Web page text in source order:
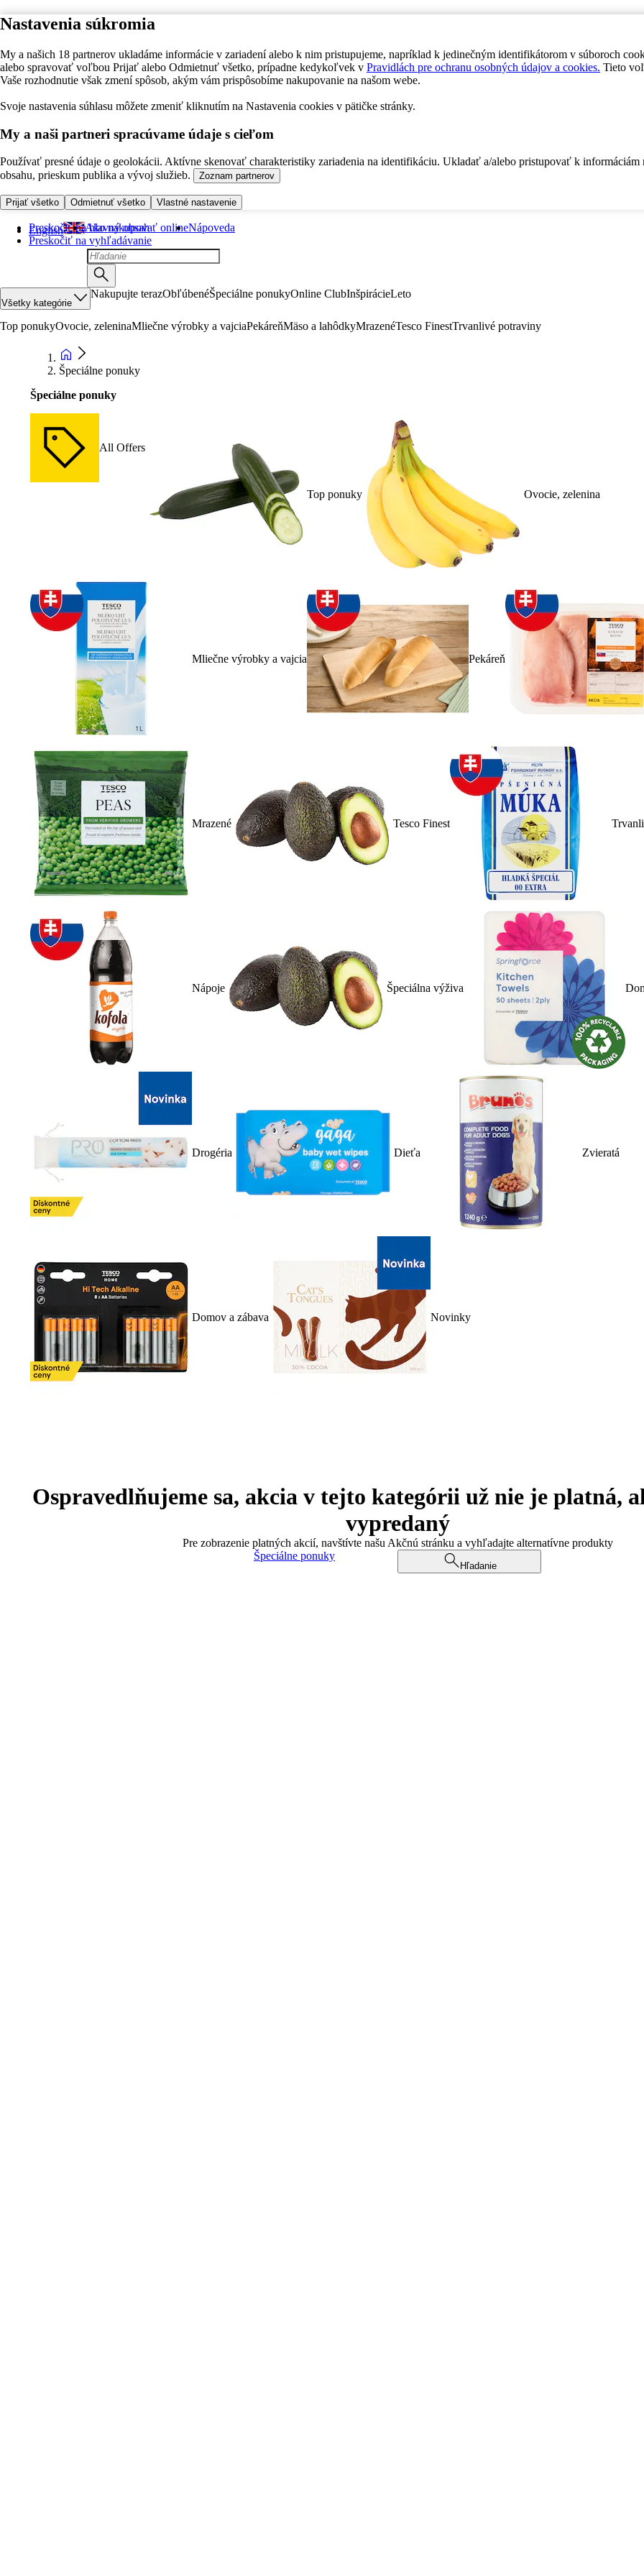
Nastavenia súkromia
My a našich 18 partnerov ukladáme informácie v zariadení alebo k nim pristupujeme, napríklad k jedinečným identifikátorom v súboroch
alebo spravovať voľbou Prijať alebo Odmietnuť všetko, prípadne kedykoľvek v Pravidlách pre ochranu osobných údajov a cookies. Tieto
Vaše rozhodnutie však zmení spôsob, akým vám prispôsobíme nakupovanie na našom webe.
Svoje nastavenia súhlasu môžete zmeniť kliknutím na Nastavenia cookies v pätičke stránky.
My a naši partneri spracúvame údaje s cieľom
Používať presné údaje o geolokácii. Aktívne skenovať charakteristiky zariadenia na identifikáciu. Ukladať a/alebo pristupovať k informáciám
obsahu, prieskum publika a vývoj služieb.
Zoznam partnerov
Prijať všetko Odmietnuť všetko Vlastné nastavenie
Preskočiť na hlavný obsah
Preskočiť na vyhľadávanie
English Ako nakupovať onlineNápoveda
Všetky kategórie
Nakupujte terazObľúbenéŠpeciálne ponukyOnline ClubInšpirácieLeto
Top ponukyOvocie, zeleninaMliečne výrobky a vajciaPekáreňMäso a lahôdkyMrazenéTesco FinestTrvanlivé potraviny
Špeciálne ponuky
Špeciálne ponuky
All Offers
Top ponuky Ovocie, zelenina
Mliečne výrobky a vajcia Pekáreň
Mrazené Tesco Finest
Nápoje Špeciálna výživa
Drogéria Dieťa Zvieratá
Domov a zábava Novinky
Ospravedlňujeme sa, akcia v tejto kategórii už nie je platná,
vypredaný
Pre zobrazenie platných akcií, navštívte našu Akčnú stránku a vyhľadajte alternatívne produkty
Špeciálne ponuky
Hľadanie